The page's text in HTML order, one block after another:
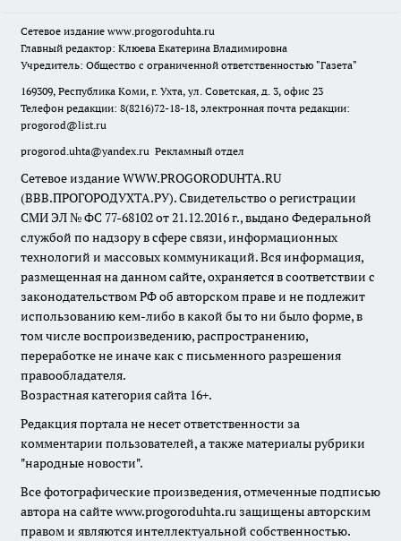
Сетевое издание www.progoroduhta.ru
Главный редактор: Клюева Екатерина Владимировна
Учредитель: Общество с ограниченной ответственностью "Газета"
169309, Республика Коми, г. Ухта, ул. Советская, д. 3, офис 23
Телефон редакции: 8(8216)72-18-18, электронная почта редакции:
progorod@list.ru
progorod.uhta@yandex.ru Рекламный отдел
Сетевое издание WWW.PROGORODUHTA.RU
(ВВВ.ПРОГОРОДУХТА.РУ). Свидетельство о регистрации
СМИ ЭЛ № ФС 77-68102 от 21.12.2016 г., выдано Федеральной
службой по надзору в сфере связи, информационных
технологий и массовых коммуникаций. Вся информация,
размещенная на данном сайте, охраняется в соответствии с
законодательством РФ об авторском праве и не подлежит
использованию кем-либо в какой бы то ни было форме, в
том числе воспроизведению, распространению,
переработке не иначе как с письменного разрешения
правообладателя.
Возрастная категория сайта 16+.
Редакция портала не несет ответственности за
комментарии пользователей, а также материалы рубрики
"народные новости".
Все фотографические произведения, отмеченные подписью
автора на сайте www.progoroduhta.ru защищены авторским
правом и являются интеллектуальной собственностью.